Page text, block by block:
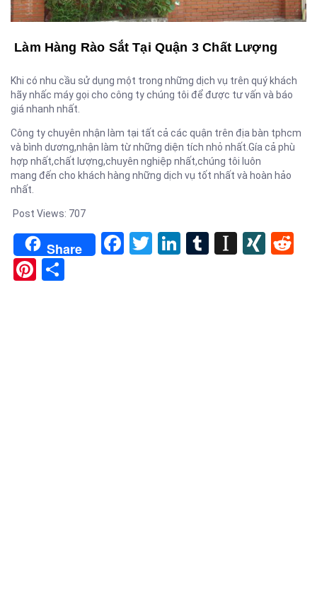
Làm Hàng Rào Sắt Tại Quận 3 Chất Lượng
Khi có nhu cầu sử dụng một trong những dịch vụ trên quý khách
hãy nhấc máy gọi cho công ty chúng tôi để được tư vấn và báo
giá nhanh nhất.
Công ty chuyên nhận làm tại tất cả các quận trên địa bàn tphcm
và bình dương,nhận làm từ những diện tích nhỏ nhất.Gía cả phù
hợp nhất,chất lượng,chuyên nghiệp nhất,chúng tôi luôn
mang đến cho khách hàng những dịch vụ tốt nhất và hoàn hảo
nhất.
Post Views: 707
Share Facebook
TwitterLinkedIn
Tumblr
Pinterest